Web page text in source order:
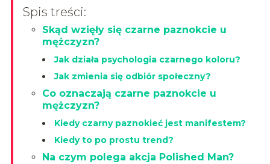
Spis treści:
Skąd wzięły się czarne paznokcie u
mężczyzn?
Jak działa psychologia czarnego koloru?
Jak zmienia się odbiór społeczny?
Co oznaczają czarne paznokcie u
mężczyzn?
Kiedy czarny paznokieć jest manifestem?
Kiedy to po prostu trend?
Na czym polega akcja Polished Man?